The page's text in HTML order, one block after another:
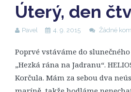
Úterý, den
Pavel 4. 9. 2015 Žádné
Poprvé vstáváme do
„Hezká rána na Jadranu“.
Korčula. Mám za sebou dva